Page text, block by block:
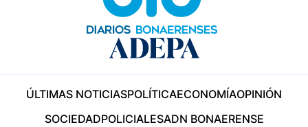
ÚLTIMAS NOTICIASPOLÍTICAECONOMÍAOPINIÓN
SOCIEDADPOLICIALESADN BONAERENSE